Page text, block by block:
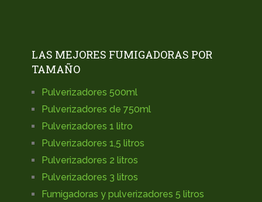
LAS MEJORES FUMIGADORAS POR
TAMAÑO
Pulverizadores 500ml
Pulverizadores de 750ml
Pulverizadores 1 litro
Pulverizadores 1,5 litros
Pulverizadores 2 litros
Pulverizadores 3 litros
Fumigadoras y pulverizadores 5 litros